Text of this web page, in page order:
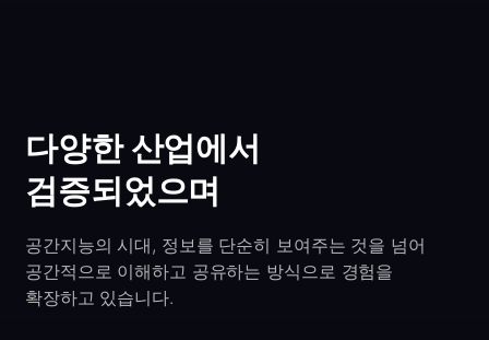
다양한 산업에서
검증되었으며
공간지능의 시대, 정보를 단순히 보여주는 것을 넘어
공간적으로 이해하고 공유하는 방식으로 경험을
확장하고 있습니다.